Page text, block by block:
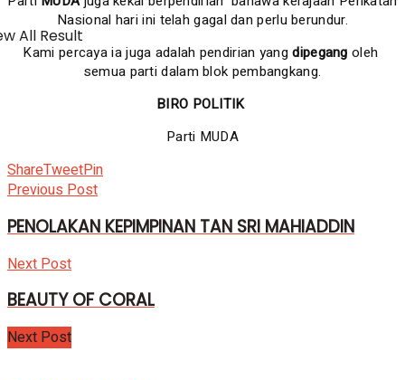
All Result
Nasional hari ini telah gagal dan perlu berundur.
Kami percaya ia juga adalah pendirian yangdipegang oleh
semua parti dalam blok pembangkang.
BIRO POLITIK
Parti MUDA
ShareTweetPin
Previous Post
PENOLAKAN KEPIMPINAN TAN SRI MAHIADDIN
Next Post
BEAUTY OF CORAL
Next Post